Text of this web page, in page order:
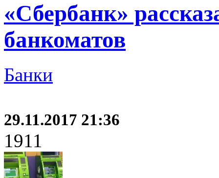
«Сбербанк»
банкоматов
Банки
29.11.2017 21:36
1911